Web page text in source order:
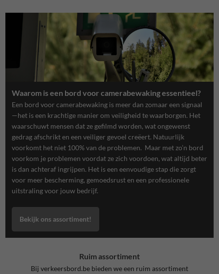
Waarom is een bord voor camerabewaking essentieel?
Een bord voor camerabewaking is meer dan zomaar een signaal
—het is een krachtige manier om veiligheid te waarborgen. Het
waarschuwt mensen dat ze gefilmd worden, wat ongewenst
gedrag afschrikt en een veiliger gevoel creëert. Natuurlijk
voorkomt het niet 100% van de problemen. Maar met zo’n bord
voorkom je problemen voordat ze zich voordoen, wat altijd beter
is dan achteraf ingrijpen. Het is een eenvoudige stap die zorgt
voor meer bescherming, gemoedsrust en een professionele
uitstraling voor jouw bedrijf.
Bekijk ons assortiment!
Ruim assortiment
Bij verkeersbord.be bieden we een ruim assortiment